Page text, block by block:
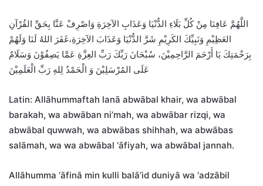
اللَّهُمَّ عَافِنَا مِنْ كُلِّ بَلَاءِ الدُّنْيَا وَعَذَابِ الآخِرَةِ وَاصْرِفْ عَنَّا بِحَقِّ القُرْآنِ
العَظِيْمِ وَنَبِيِّكَ الكَرِيْمِ شَرَّ الدُّنْيَا وَعَذَابَ الآخِرَةِ،غَفَرَ اللهُ لَنَا وَلَهُمْ
بِرَحْمَتِكَ يَا أَرْحَمَ الرَّاحِمِيْنَ، سُبْحَانَ رَبِّكَ رَبِّ العِزَّةِ عَمَّا يَصِفُوْنَ وَسَلَامٌ
عَلَى المُرْسَلِيْنَ وَ الْحَمْدُ لِلهِ رَبِّ الْعَلَمِيْنَ
Latin: Allāhummaftah lanā abwābal khair, wa abwābal
barakah, wa abwāban ni’mah, wa abwābar rizqi, wa
abwābal quwwah, wa abwābas shihhah, wa abwābas
salāmah, wa wa abwābal ‘āfiyah, wa abwābal jannah.
Allāhumma ‘āfinā min kulli balā’id duniyā wa ‘adzābil